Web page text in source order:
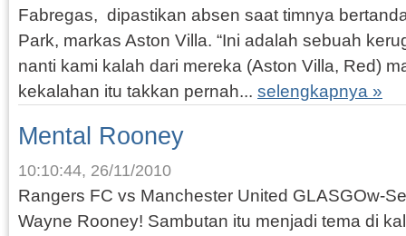
Fabregas, dipastikan absen saat timnya
Park, markas Aston Villa. “Ini adalah sebuah
nanti kami kalah dari mereka (Aston Villa, Red)
kekalahan itu takkan pernah... selengkapnya »
Mental Rooney
10:10:44, 26/11/2010
Rangers FC vs Manchester United GLASGOw-
Wayne Rooney! Sambutan itu menjadi tema di